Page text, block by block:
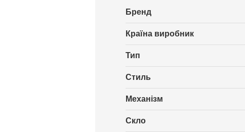
Бренд
Країна виробник
Тип
Стиль
Механізм
Скло